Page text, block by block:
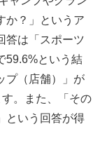
か？」というア
答は「スポーツ
59.6%という結
プ（店舗）」が
。また、「その
という回答が得